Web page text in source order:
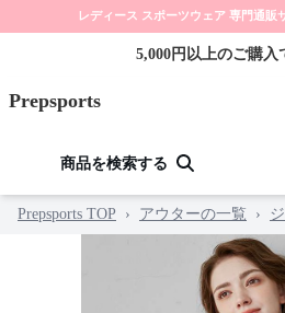
レディース スポーツウェア 専門通販
5,000円以上のご購入
Prepsports
商品を検索する
Prepsports TOP › アウターの一覧 ›